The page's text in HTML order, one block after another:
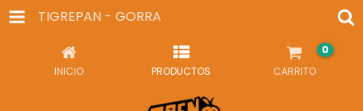
TIGREPAN - GORRA
INICIO PRODUCTOS CARRITO
0